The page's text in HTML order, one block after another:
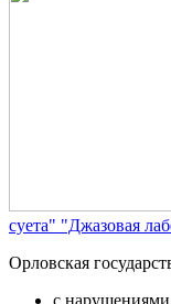
суета" "Джазовая
Орловская